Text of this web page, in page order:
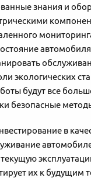
знания и
экологических
будут все
безопасные
в
их к будущим